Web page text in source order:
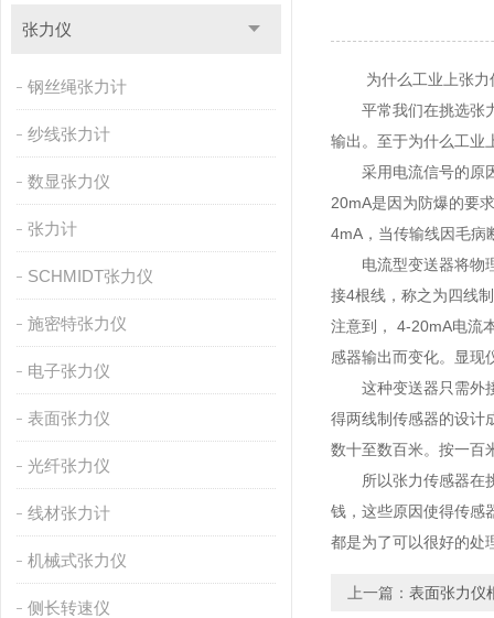
张力仪
钢丝绳张力计
纱线张力计
数显张力仪
张力计
SCHMIDT张力仪
施密特张力仪
电子张力仪
表面张力仪
光纤张力仪
线材张力计
机械式张力仪
侧长转速仪
为什么工业上张力
平常我们在挑选张力
输出。至于为什么工业
采用电流信号的原因
20mA是因为防爆的要
4mA，当传输线因毛病
电流型变送器将物理
接4根线，称之为四线
注意到， 4-20mA电流
感器输出而变化。显现
这种变送器只需外接
得两线制传感器的设计
数十至数百米。按一百
所以张力传感器在挑
钱，这些原因使得传感
都是为了可以很好的处
上一篇： 表面张力仪